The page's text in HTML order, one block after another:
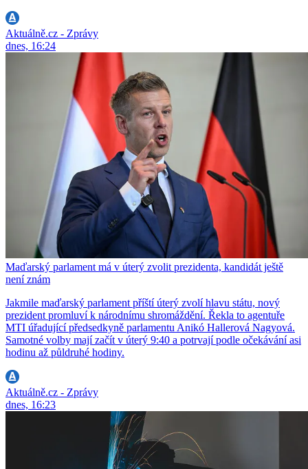
Aktuálně.cz - Zprávy
dnes, 16:24
Maďarský parlament má v úterý zvolit prezidenta, kandidát ještě
není znám
Jakmile maďarský parlament příští úterý zvolí hlavu státu, nový
prezident promluví k národnímu shromáždění. Řekla to agentuře
MTI úřadující předsedkyně parlamentu Anikó Hallerová Nagyová.
Samotné volby mají začít v úterý 9:40 a potrvají podle očekávání asi
hodinu až půldruhé hodiny.
Aktuálně.cz - Zprávy
dnes, 16:23